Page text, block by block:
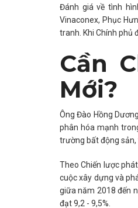
Đánh giá về tình
Vinaconex, Phục
tranh. Khi Chính phủ
Cần
Mới?
Ông Đào Hồng
phân hóa mạnh
trường bất động sản,
Theo Chiến lược
cuộc xây dựng và
giữa năm 2018 đến
đạt 9,2 - 9,5%.